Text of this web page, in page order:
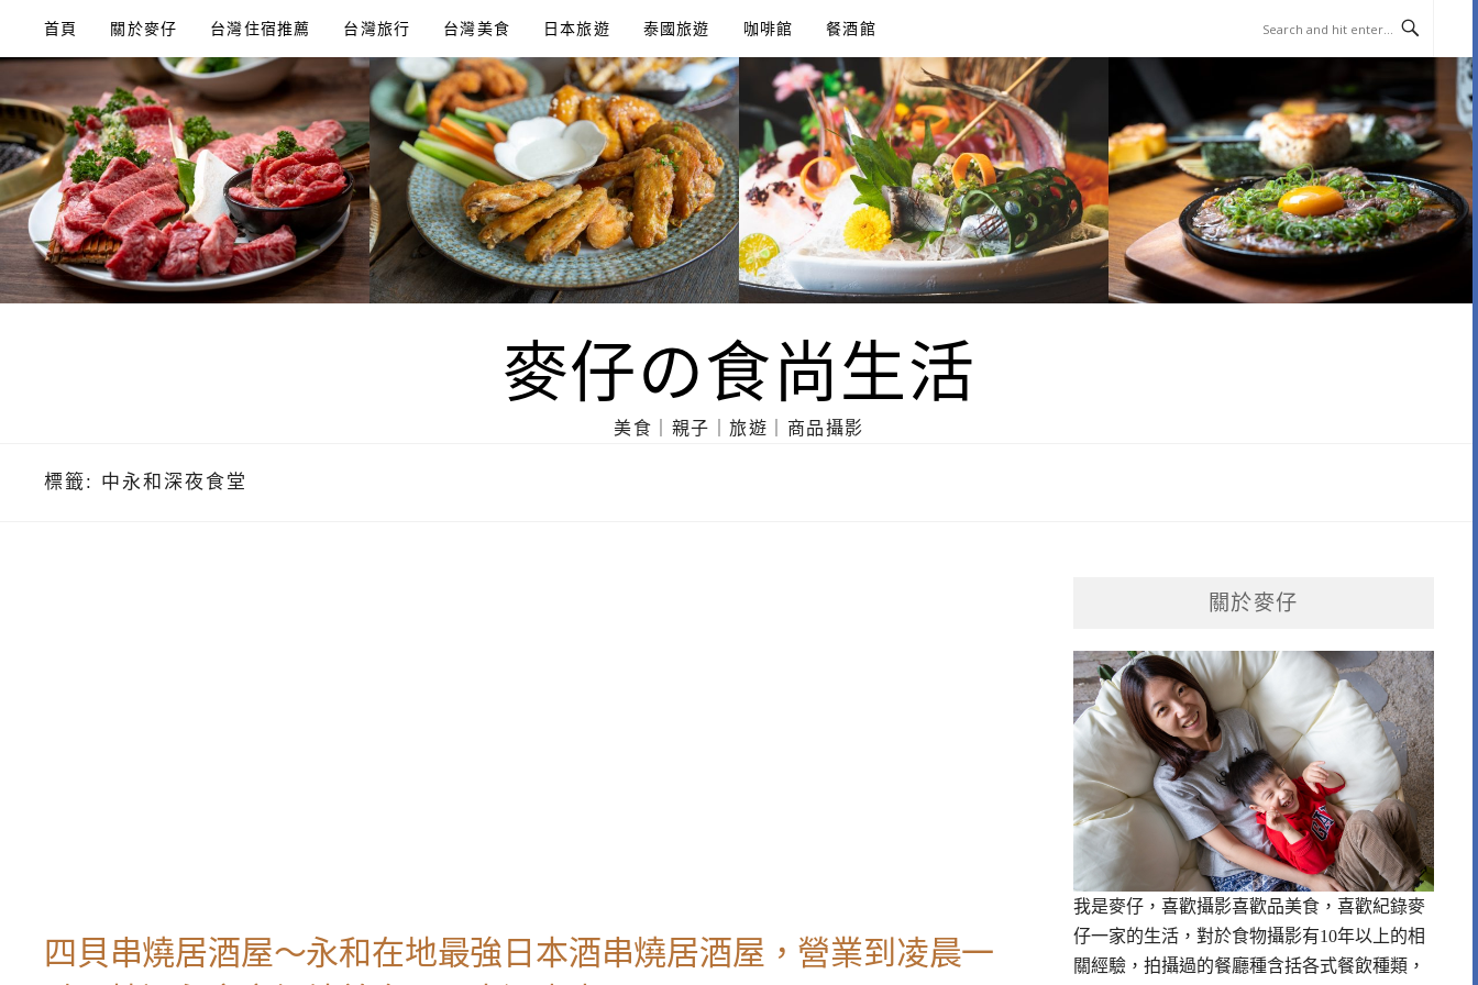
content
首頁 關於麥仔 台灣住宿推薦 台灣旅行 台灣美食 日本旅遊 泰國旅遊 咖啡館 餐酒館
麥仔の食尚生活
美食｜親子｜旅遊｜商品攝影
標籤: 中永和深夜食堂
四貝串燒居酒屋～永和在地最強日本酒串燒居酒屋，營業到凌晨一
關於麥仔
我是麥仔，喜歡攝影喜歡品美食，喜歡紀錄麥
仔一家的生活，對於食物攝影有10年以上的相
關經驗，拍攝過的餐廳種含括各式餐飲種類，